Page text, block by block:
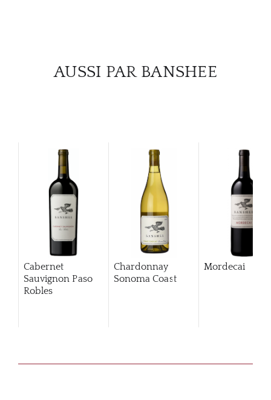
AUSSI PAR BANSHEE
Cabernet
Sauvignon Paso
Robles
Chardonnay
Sonoma Coast
Mordecai